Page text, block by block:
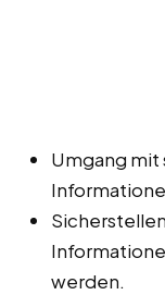
Umgang mit
werden.